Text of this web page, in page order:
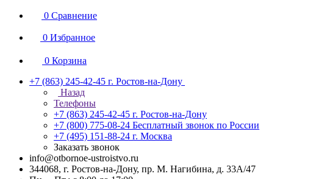
0 Сравнение
0 Избранное
0 Корзина
+7 (863) 245-42-45 г. Ростов-на-Дону
Назад
Телефоны
+7 (863) 245-42-45 г. Ростов-на-Дону
+7 (800) 775-08-24 Бесплатный звонок по России
+7 (495) 151-88-24 г. Москва
Заказать звонок
info@otbornoe-ustroistvo.ru
344068, г. Ростов-на-Дону, пр. М. Нагибина, д. 33А/47